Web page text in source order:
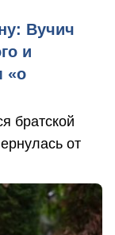
Вучич
и
«о
братской
от